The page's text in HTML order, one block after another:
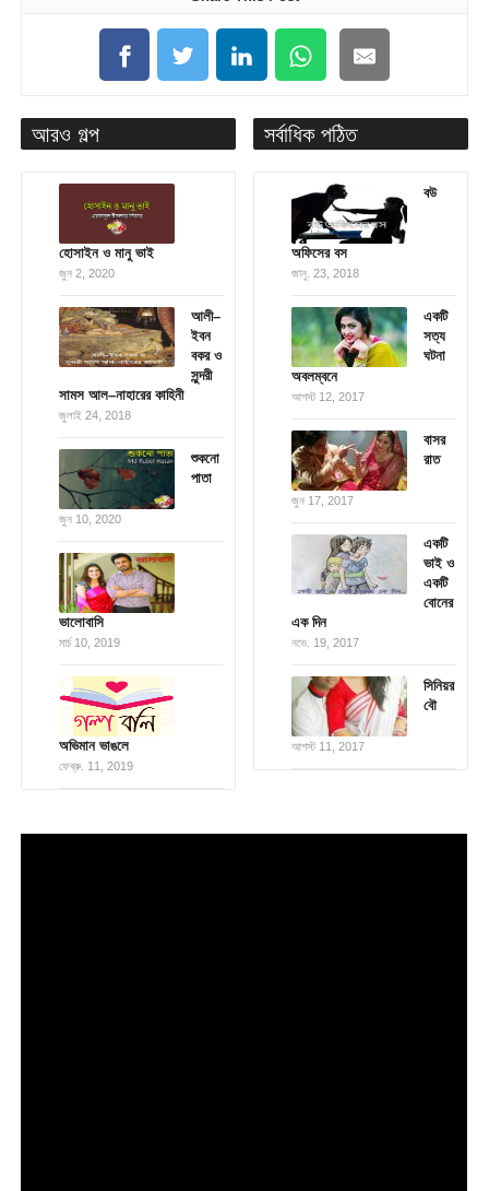
আরও গল্প
হোসাইন ও মানু ভাই
জুন 2, 2020
আলী–
ইবন
বকর ও
সুন্দরী
সামস আল–নাহারের কাহিনী
জুলাই 24, 2018
শুকনো
পাতা
জুন 10, 2020
ভালোবাসি
মার্চ 10, 2019
অভিমান ভাঙলে
ফেব্রু. 11, 2019
সর্বাধিক পঠিত
বউ
অফিসের বস
জানু. 23, 2018
একটি
সত্য
ঘটনা
অবলম্বনে
আগস্ট 12, 2017
বাসর
রাত
জুন 17, 2017
একটি
ভাই ও
একটি
বোনের
এক দিন
নভে. 19, 2017
সিনিয়র
বৌ
আগস্ট 11, 2017